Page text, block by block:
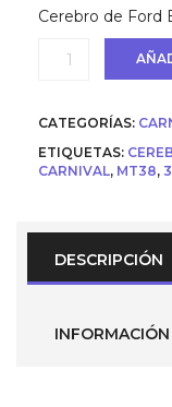
era:
$
Cerebro de Ford
/
Computador
)
para
Parte
34C480
CATEGORÍAS:
ETIQUETAS:
CARNIVAL, MT38,
DESCRIPCIÓN